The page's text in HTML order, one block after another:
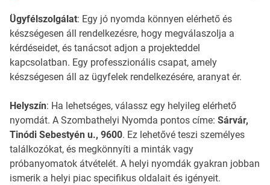
Ügyfélszolgálat: Egy jó nyomda könnyen elérhető és
készségesen áll rendelkezésre, hogy megválaszolja a
kérdéseidet, és tanácsot adjon a projekteddel
kapcsolatban. Egy professzionális csapat, amely
készségesen áll az ügyfelek rendelkezésére, aranyat ér.
Helyszín: Ha lehetséges, válassz egy helyileg elérhető
nyomdát. A Szombathelyi Nyomda pontos címe: Sárvár,
Tinódi Sebestyén u., 9600. Ez lehetővé teszi személyes
találkozókat, és megkönnyíti a minták vagy
próbanyomatok átvételét. A helyi nyomdák gyakran jobban
ismerik a helyi piac specifikus oldalait és igényeit.